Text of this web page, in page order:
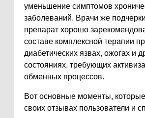
уменьшение симптомов
заболеваний. Врачи же
препарат хорошо
составе комплексной терапии
диабетических язвах, ожогах и
состояниях, требующих
обменных процессов.
Вот основные моменты,
своих отзывах пользователи и